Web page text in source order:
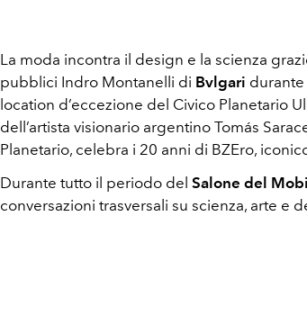
La moda incontra il design e la scienza
pubblici Indro Montanelli di Bvlgari durante
location d’eccezione del Civico Planetario
dell’artista visionario argentino Tomás
Planetario, celebra i 20 anni di BZEro,
Durante tutto il periodo del Salone del
conversazioni trasversali su scienza, arte e